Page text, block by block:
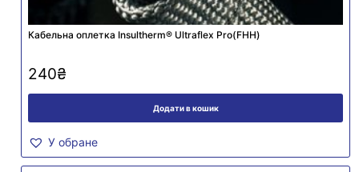
Кабельна оплетка Insultherm® Ultraflex Pro(FHH)
240₴
Додати в кошик
У обране